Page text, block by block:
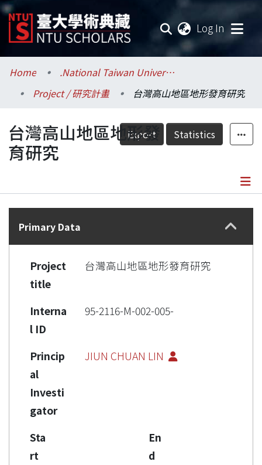
Log In
Communities & Collections
Research Outputs
Fundings & Projects
Researchers
Statistics
Home
.National Taiwan University / 國立臺灣大學
Project / 研究計畫
台灣高山地區地形發育研究
Export Statistics
台灣高山地區地形發
育研究
Details
Primary Data
Project
title
台灣高山地區地形發育研究
Interna
l ID
95-2116-M-002-005-
Princip
al
Investi
gator
JIUN CHUAN LIN
Sta
rt
En
d